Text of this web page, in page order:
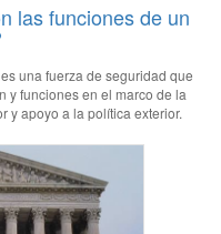
las funciones de un
una fuerza de seguridad que
y funciones en el marco de la
y apoyo a la política exterior.